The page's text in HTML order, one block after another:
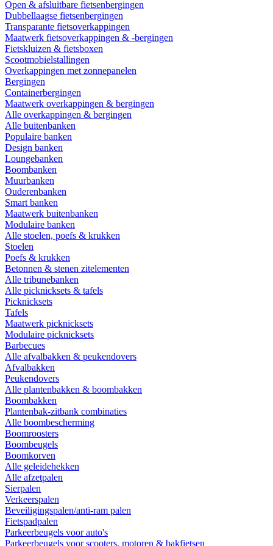
Open & afsluitbare fietsenbergingen
Dubbellaagse fietsenbergingen
Transparante fietsoverkappingen
Maatwerk fietsoverkappingen & -bergingen
Fietskluizen & fietsboxen
Scootmobielstallingen
Overkappingen met zonnepanelen
Bergingen
Containerbergingen
Maatwerk overkappingen & bergingen
Alle overkappingen & bergingen
Alle buitenbanken
Populaire banken
Design banken
Loungebanken
Boombanken
Muurbanken
Ouderenbanken
Smart banken
Maatwerk buitenbanken
Modulaire banken
Alle stoelen, poefs & krukken
Stoelen
Poefs & krukken
Betonnen & stenen zitelementen
Alle tribunebanken
Alle picknicksets & tafels
Picknicksets
Tafels
Maatwerk picknicksets
Modulaire picknicksets
Barbecues
Alle afvalbakken & peukendovers
Afvalbakken
Peukendovers
Alle plantenbakken & boombakken
Boombakken
Plantenbak-zitbank combinaties
Alle boombescherming
Boomroosters
Boombeugels
Boomkorven
Alle geleidehekken
Alle afzetpalen
Sierpalen
Verkeerspalen
Beveiligingspalen/anti-ram palen
Fietspadpalen
Parkeerbeugels voor auto's
Parkeerbeugels voor scooters, motoren & bakfietsen